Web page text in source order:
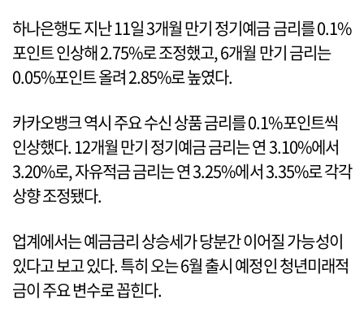
하나은행도 지난 11일 3개월 만기 정기예금 금리를 0.1%
포인트 인상해 2.75%로 조정했고, 6개월 만기 금리는
0.05%포인트 올려 2.85%로 높였다.
카카오뱅크 역시 주요 수신 상품 금리를 0.1%포인트씩
인상했다. 12개월 만기 정기예금 금리는 연 3.10%에서
3.20%로, 자유적금 금리는 연 3.25%에서 3.35%로 각각
상향 조정됐다.
업계에서는 예금금리 상승세가 당분간 이어질 가능성이
있다고 보고 있다. 특히 오는 6월 출시 예정인 청년미래적
금이 주요 변수로 꼽힌다.